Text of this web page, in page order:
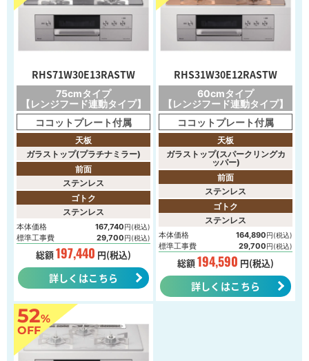
RHS71W30E13RASTW
75cmタイプ
【レンジフード連動タイプ】
ココットプレート付属
天板
ガラストップ(プラチナミラー)
前面
ステンレス
ゴトク
ステンレス
本体価格 167,740円(税込)
標準工事費 29,700円(税込)
総額197,440 円(税込)
詳しくはこちら
RHS31W30E12RASTW
60cmタイプ
【レンジフード連動タイプ】
ココットプレート付属
天板
ガラストップ(スパークリングカ
ッパー)
前面
ステンレス
ゴトク
ステンレス
本体価格 164,890円(税込)
標準工事費 29,700円(税込)
総額194,590 円(税込)
詳しくはこちら
52%
OFF